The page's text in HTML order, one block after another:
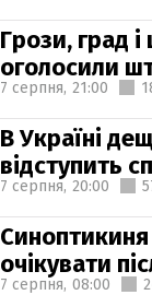
Грози, град і
оголосили
7 серпня, 21:00
В Україні
відступить
7 серпня, 20:00
Синоптикиня
очікувати
7 серпня, 08:00